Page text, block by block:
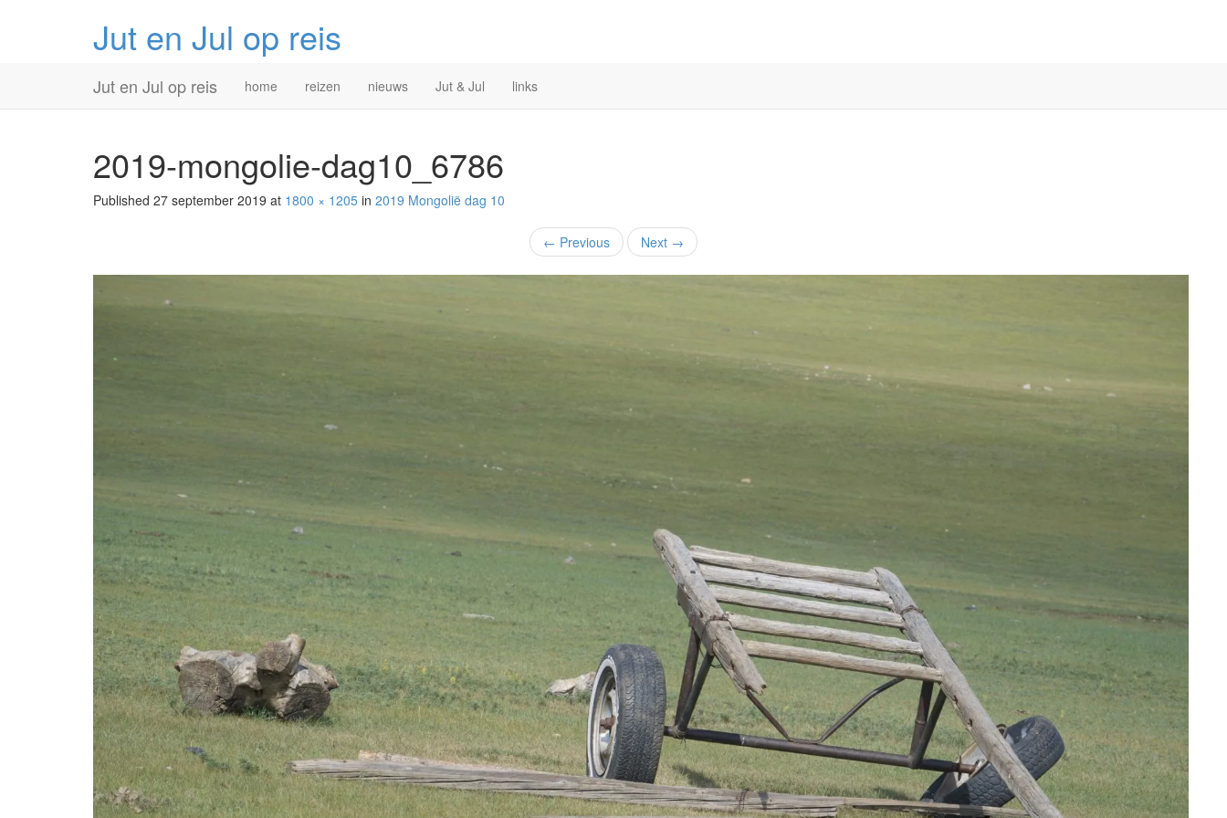
Jut en Jul op reis
Menu
content
Jut en Jul op reis home reizen nieuws Jut & Jul links
2019-mongolie-dag10_6786
Published 27 september 2019 at 1800 × 1205 in 2019 Mongolië dag 10
← Previous Next →